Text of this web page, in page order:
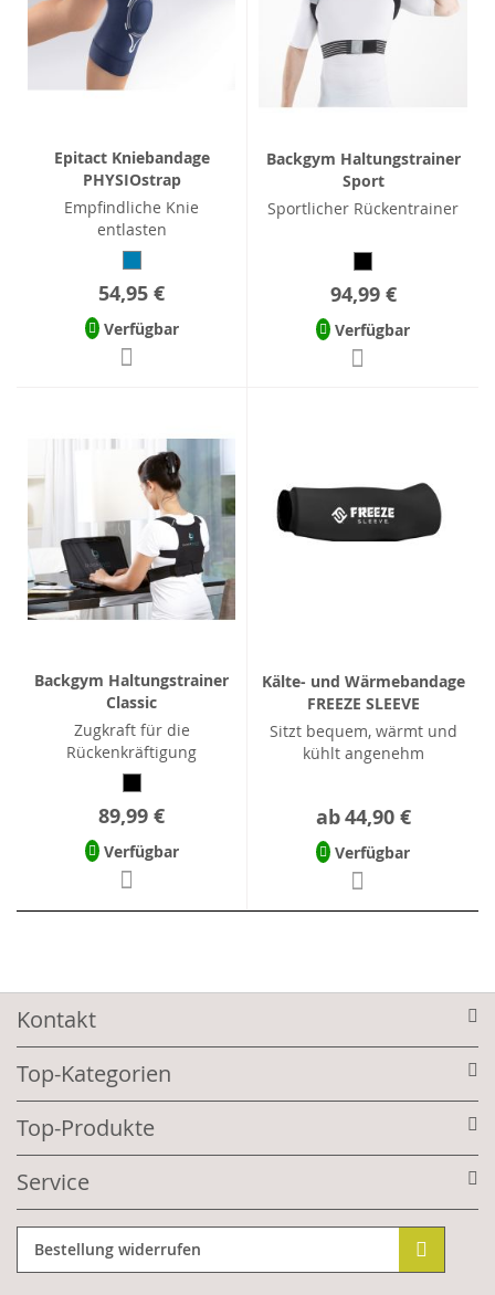
Epitact Kniebandage
PHYSIOstrap
Empfindliche Knie
entlasten
54,95 €
Verfügbar
Backgym Haltungstrainer
Sport
Sportlicher Rückentrainer
94,99 €
Verfügbar
Backgym Haltungstrainer
Classic
Zugkraft für die
Rückenkräftigung
89,99 €
Verfügbar
Kälte- und Wärmebandage
FREEZE SLEEVE
Sitzt bequem, wärmt und
kühlt angenehm
ab44,90 €
Verfügbar
Kontakt
Top-Kategorien
Top-Produkte
Service
Bestellung widerrufen